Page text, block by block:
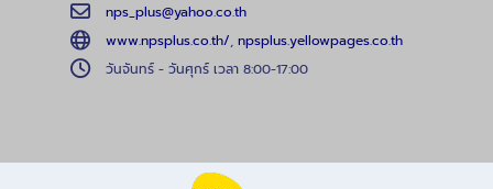
nps_plus@yahoo.co.th
www.npsplus.co.th/, npsplus.yellowpages.co.th
วันจันทร์ - วันศุกร์ เวลา 8:00-17:00